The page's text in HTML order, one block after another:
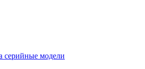
серийные модели